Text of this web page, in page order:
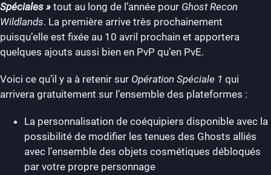
Spéciales » tout au long de l’année pour Ghost Recon
Wildlands. La première arrive très prochainement
puisqu’elle est fixée au 10 avril prochain et apportera
quelques ajouts aussi bien en PvP qu’en PvE.
Voici ce qu’il y a à retenir sur Opération Spéciale 1 qui
arrivera gratuitement sur l’ensemble des plateformes :
La personnalisation de coéquipiers disponible avec la
possibilité de modifier les tenues des Ghosts alliés
avec l’ensemble des objets cosmétiques débloqués
par votre propre personnage